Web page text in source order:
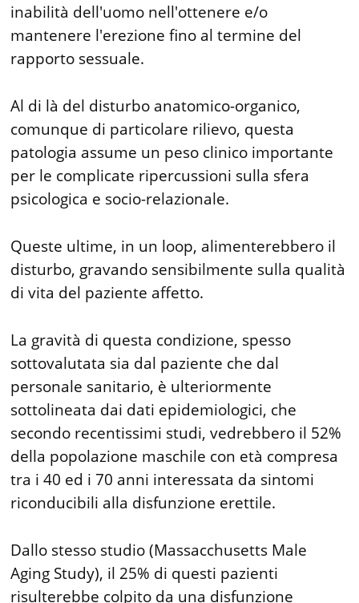
inabilità dell'uomo nell'ottenere e/o
mantenere l'erezione fino al termine del
rapporto sessuale.
Al di là del disturbo anatomico-organico,
comunque di particolare rilievo, questa
patologia assume un peso clinico importante
per le complicate ripercussioni sulla sfera
psicologica e socio-relazionale.
Queste ultime, in un loop, alimenterebbero il
disturbo, gravando sensibilmente sulla qualità
di vita del paziente affetto.
La gravità di questa condizione, spesso
sottovalutata sia dal paziente che dal
personale sanitario, è ulteriormente
sottolineata dai dati epidemiologici, che
secondo recentissimi studi, vedrebbero il 52%
della popolazione maschile con età compresa
tra i 40 ed i 70 anni interessata da sintomi
riconducibili alla disfunzione erettile.
Dallo stesso studio (Massacchusetts Male
Aging Study), il 25% di questi pazienti
risulterebbe colpito da una disfunzione